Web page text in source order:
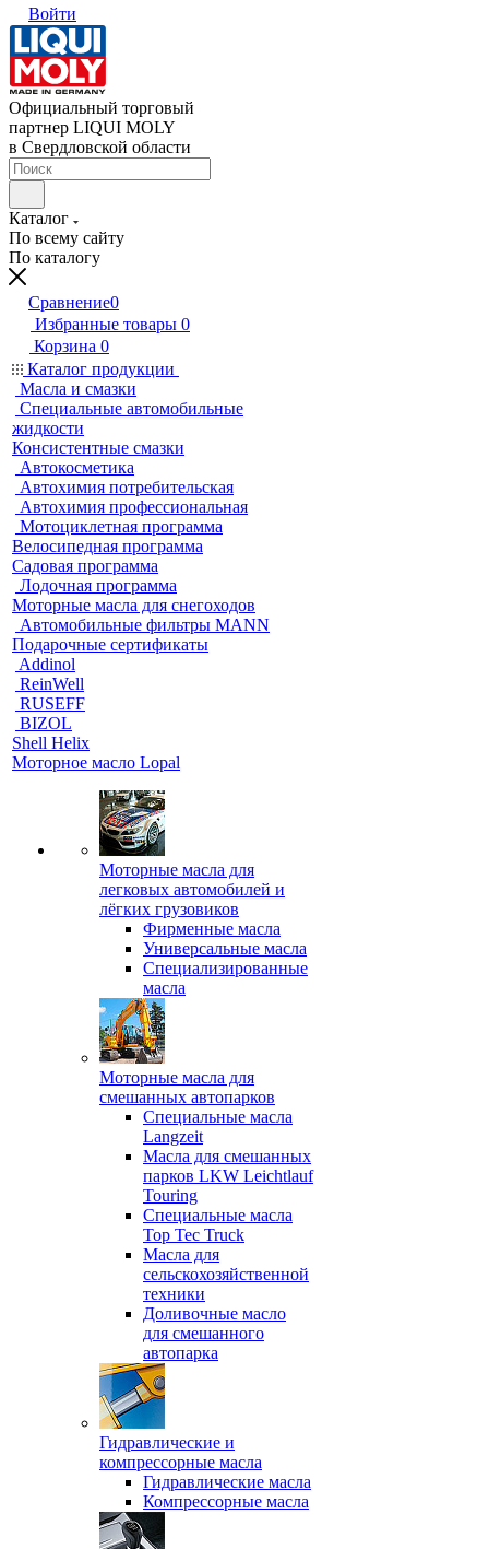
Войти
Официальный торговый
партнер LIQUI MOLY
в Свердловской области
Каталог
По всему сайту
По каталогу
Сравнение0
Избранные товары 0
Корзина 0
Каталог продукции
Масла и смазки
Специальные автомобильные
жидкости
Консистентные смазки
Автокосметика
Автохимия потребительская
Автохимия профессиональная
Мотоциклетная программа
Велосипедная программа
Садовая программа
Лодочная программа
Моторные масла для снегоходов
Автомобильные фильтры MANN
Подарочные сертификаты
Addinol
ReinWell
RUSEFF
BIZOL
Shell Helix
Моторное масло Lopal
Моторные масла для
легковых автомобилей и
лёгких грузовиков
Фирменные масла
Универсальные масла
Специализированные
масла
Моторные масла для
смешанных автопарков
Специальные масла
Langzeit
Масла для смешанных
парков LKW Leichtlauf
Touring
Специальные масла
Top Tec Truck
Масла для
сельскохозяйственной
техники
Доливочные масло
для смешанного
автопарка
Гидравлические и
компрессорные масла
Гидравлические масла
Компрессорные масла